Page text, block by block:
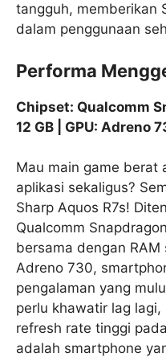
tangguh, memberikan
dalam penggunaan
Performa
Chipset: Qualcomm
12 GB | GPU: Adreno
Mau main game berat
aplikasi sekaligus?
Sharp Aquos R7s!
Qualcomm
bersama dengan RAM
Adreno 730,
pengalaman yang
perlu khawatir lag
refresh rate tinggi
adalah smartphone